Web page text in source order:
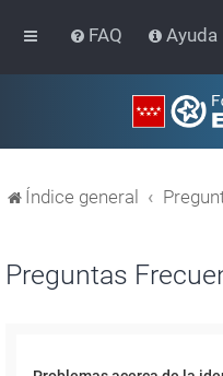
FAQ Ayuda
Índice general
Preguntas